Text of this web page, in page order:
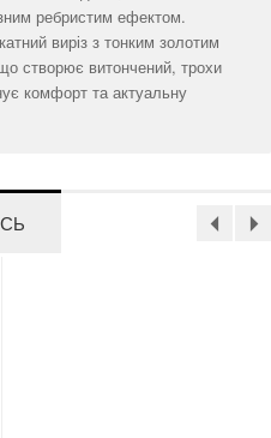
ребристим ефектом.
виріз з тонким золотим
створює витончений, трохи
комфорт та актуальну